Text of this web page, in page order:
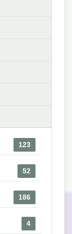
123
52
186
4